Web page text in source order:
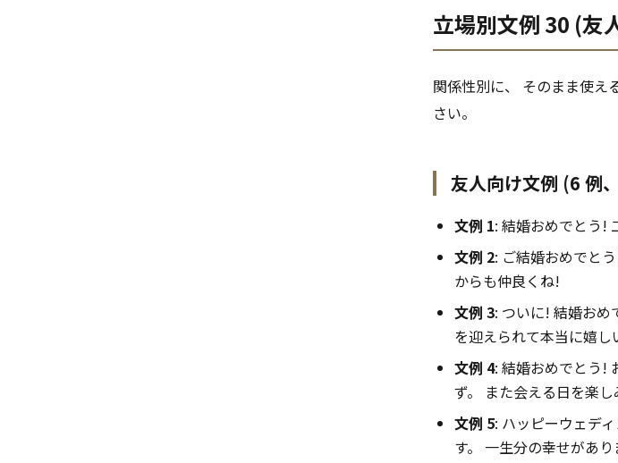
立場別文例 30 (友
関係性別に、 そのまま使え
さい。
友人向け文例 (6 例
文例 1: 結婚おめでとう!
文例 2: ご結婚おめでと
からも仲良くね!
文例 3: ついに! 結婚おめ
を迎えられて本当に嬉
文例 4: 結婚おめでとう!
ず。 また会える日を楽
文例 5: ハッピーウェデ
す。 一生分の幸せがあり